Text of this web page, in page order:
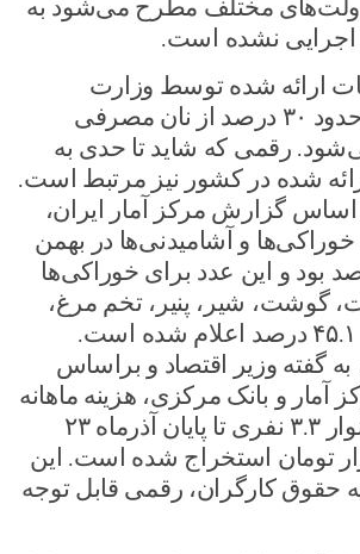
مختلف مطرح می‌شود به
نشده است.
ارائه شده توسط وزارت
بهداشت کشور حدود ۳۰ درصد از نان مصرفی
رقمی که شاید تا حدی به
شده در کشور نیز مرتبط است.
اساس گزارش مرکز آمار ایران،
خوراکی‌ها و آشامیدنی‌ها در بهمن
۴۲.۵ درصد بود و این عدد برای خوراکی‌ها
گوشت، شیر، پنیر، تخم مرغ،
روغن و چربی‌ها ۴۵.۱ درصد اعلام شده است.
به گفته وزیر اقتصاد و براساس
آمار و بانک مرکزی، هزینه ماهانه
سبد معیشت خانوار ۳.۳ نفری تا پایان آذرماه ۲۳
و ۵۰۰ هزار تومان استخراج شده است. این
حقوق کارگران، رقمی قابل توجه